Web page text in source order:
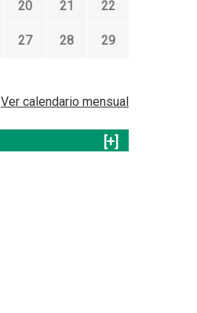
20 21 22
27 28 29
Ver calendario mensual
[+]